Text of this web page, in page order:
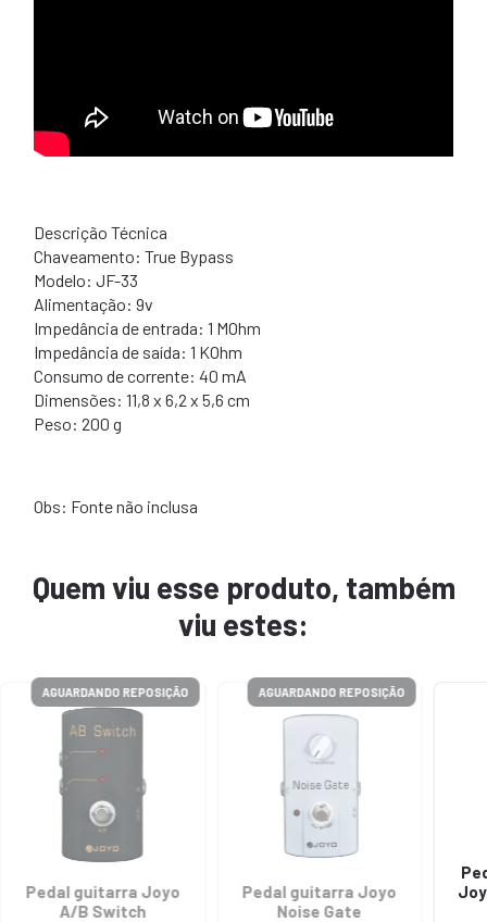
Descrição Técnica
Chaveamento: True Bypass
Modelo: JF-33
Alimentação: 9v
Impedância de entrada: 1 MOhm
Impedância de saída: 1 KOhm
Consumo de corrente: 40 mA
Dimensões: 11,8 x 6,2 x 5,6 cm
Peso: 200 g
Obs: Fonte não inclusa
Quem viu esse produto, também
viu estes:
AGUARDANDO REPOSIÇÃO
Pedal guitarra Joyo
A/B Switch
AGUARDANDO REPOSIÇÃO
Pedal guitarra Joyo
Noise Gate